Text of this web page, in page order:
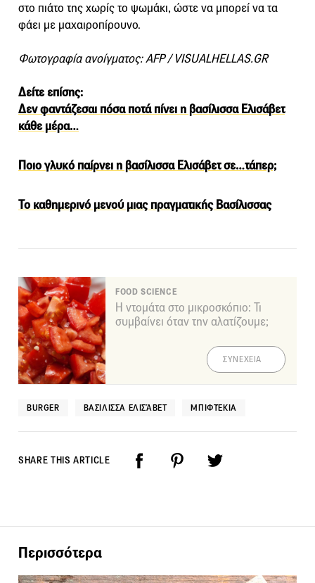
στο πιάτο της χωρίς το ψωμάκι, ώστε να μπορεί να τα
φάει με μαχαιροπίρουνο.
Φωτογραφία ανοίγματος: AFP / VISUALHELLAS.GR
Δείτε επίσης:
Δεν φαντάζεσαι πόσα ποτά πίνει η βασίλισσα Ελισάβετ
κάθε μέρα…
Ποιο γλυκό παίρνει η βασίλισσα Ελισάβετ σε…τάπερ;
Το καθημερινό μενού μιας πραγματικής Βασίλισσας
FOOD SCIENCE
Η ντομάτα στο μικροσκόπιο: Τι
συμβαίνει όταν την αλατίζουμε;
ΣΥΝΕΧΕΙΑ
BURGER ΒΑΣΊΛΙΣΣΑ ΕΛΙΣΆΒΕΤ ΜΠΙΦΤΈΚΙΑ
SHARE THIS ARTICLE
Περισσότερα